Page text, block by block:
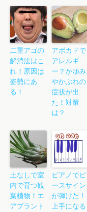
二重アゴの
解消法はこ
れ！原因は
姿勢にあ
る！
アボカドで
アレルギ
ー？かゆみ
やかぶれの
症状が出
た！対策
は？
土なしで室
内で育つ観
葉植物！エ
アプラント
ピアノでピ
ースサイン
が弾けた！
上手になる